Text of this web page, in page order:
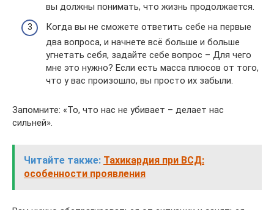
вы должны понимать, что жизнь продолжается.
Когда вы не сможете ответить себе на первые
два вопроса, и начнете всё больше и больше
угнетать себя, задайте себе вопрос – Для чего
мне это нужно? Если есть масса плюсов от того,
что у вас произошло, вы просто их забыли.
Запомните: «То, что нас не убивает – делает нас
сильней».
Читайте также: Тахикардия при ВСД:
особенности проявления